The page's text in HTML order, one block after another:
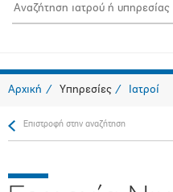
Αρχική Υπηρεσίες Ιατροί
Επιστροφή στην αναζήτηση